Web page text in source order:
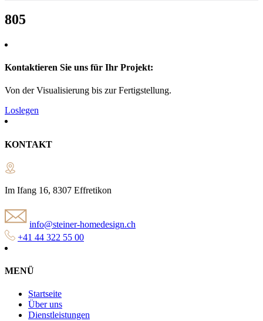
805
Kontaktieren Sie uns für Ihr Projekt:
Von der Visualisierung bis zur Fertigstellung.
Loslegen
KONTAKT
Im Ifang 16, 8307 Effretikon
info@steiner-homedesign.ch
+41 44 322 55 00
MENÜ
Startseite
Über uns
Dienstleistungen